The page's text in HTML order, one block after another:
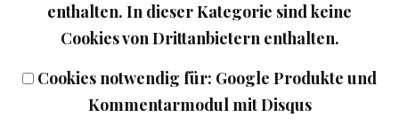
Zurück
enthalten. In dieser Kategorie sind keine
Cookies von Drittanbietern enthalten.
Cookies notwendig für: Google Produkte und
Kommentarmodul mit Disqus